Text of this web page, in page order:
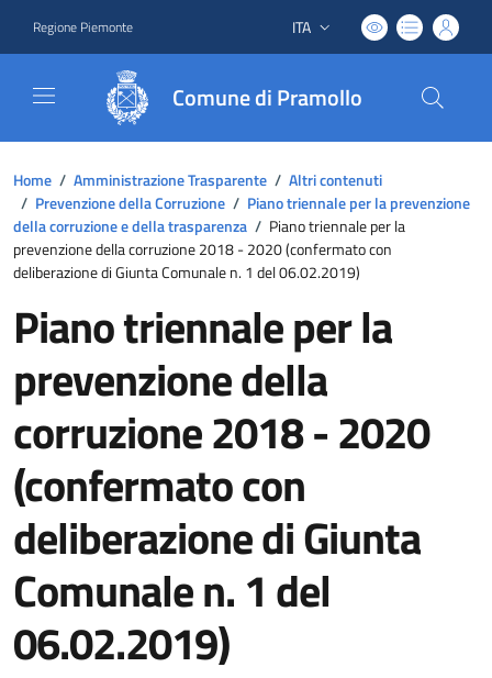
Regione Piemonte Lingua attiva:
ITA
Comune di Pramollo
Home / Amministrazione Trasparente / Altri contenuti
/ Prevenzione della Corruzione / Piano triennale per la prevenzione
della corruzione e della trasparenza / Piano triennale per la
prevenzione della corruzione 2018 - 2020 (confermato con
deliberazione di Giunta Comunale n. 1 del 06.02.2019)
Piano triennale per la
prevenzione della
corruzione 2018 - 2020
(confermato con
deliberazione di Giunta
Comunale n. 1 del
06.02.2019)